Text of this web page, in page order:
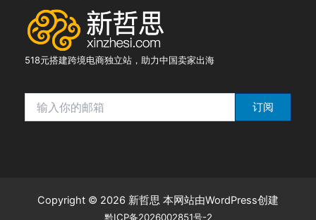
518元搭建跨境电商独立站，助力中国卖家出海
订阅
Copyright © 2026 新哲思 本网站由WordPress创建
黔ICP备2026002851号-2